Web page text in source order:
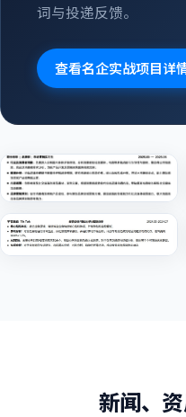
词与投递反馈。
查看名企实战项目详
新闻、